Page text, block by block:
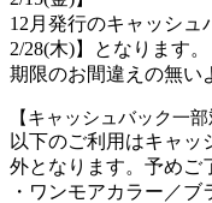
12月発行のキャッシュ
2/28(木)】となります。
期限のお間違えの無い
【キャッシュバック一
以下のご利用はキャッ
外となります。予めご
・ワンモアカラー／